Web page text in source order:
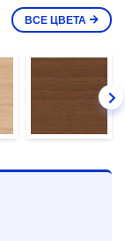
ВСЕ ЦВЕТА